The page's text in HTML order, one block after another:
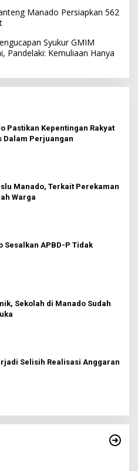
Manado Persiapkan 562
Syukur GMIM
Pandelaki: Kemuliaan Hanya
Pastikan Kepentingan Rakyat
Perjuangan
Manado, Terkait Perekaman
Warga
Sesalkan APBD-P Tidak
Sekolah di Manado Sudah
Selisih Realisasi Anggaran